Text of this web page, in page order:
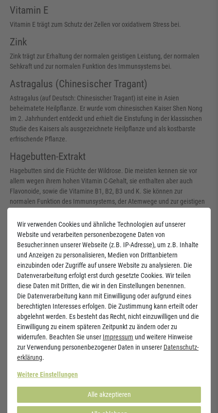
Vitamin E
Vitamin E trägt zum Schutz der Zellen vor oxidativem Stress bei.
Zink
Zink trägt zur Erhaltung der normalen geistigen Leistung, der normalen
Sehkraft und zur normalen Funktion des Immunsystems bei.
Astragalus (Chinesischer Tragant)
Astragalus (auf Deutsch: Chinesischer Tragant) ist eine in Asien
beheimatete Heilpflanze. Er wurde vom chinesischen Kaiser Shen Nong
im 2. Jahrhundert entdeckt und erhielt die Einstufung in der klassischen
Studie des Kaisers als ausgezeichnete Heilpflanze und als kostbarste
erfrischende Pflanze.
Hagebutten-Extrakt
Hagebutten sind die Früchte der Wildrose. Die meisten kennen sie vor
allem wegen ihrem hohen Vitamin C-Gehalt, sie enthalten aber auch
Flavonoide, sowie die Vitamine B1, B2, B3 und K. Sie können zur
normalen Funktion des Immunsystems, der Atemwege und zur geistigen
stärken. Sie sind daher sehr nützlich für Kinder.
Sibirischer Ginseng-Extrakt
DersibirischeGinsengist eng mit dem chinesischen PanaxGinseng
verwandt.Ginsengwird am häufigsten zur Vorbeugung von körperlicher
und geistiger Erschöpfung verwendet. Er verdankt seine Wirkungen nicht
allein seinen Inhaltsstoffen, sondern auch einer ganzen Reihe
biologischer Substanzen. Dazu gehören z.B.pflanzliche Glukose, Vitamin
A, Vitamine B1 und B2, Selen, Germanium und verschiedene ätherische
Öle. Die wunderbare Wirkung, die Ginseng auf den menschlichen
Organismus ausübt, hängt nicht von der Menge der in der Wurzel
vorhandenen Inhaltsstoffe, sondern von der spezifischen Anordnung
dieser Inhaltsstoffe in der Pflanze ab.
Immuno Sirup für Kinder
13,75 €
Wir verwenden Cookies und ähnliche Technologien auf unserer
Website und verarbeiten personenbezogene Daten von
Besucher:innen unserer Webseite (z.B. IP-Adresse), um z.B. Inhalte
und Anzeigen zu personalisieren, Medien von Drittanbietern
einzubinden oder Zugriffe auf unsere Website zu analysieren. Die
Datenverarbeitung erfolgt erst durch gesetzte Cookies. Wir teilen
diese Daten mit Dritten, die wir in den Einstellungen benennen.
Die Datenverarbeitung kann mit Einwilligung oder aufgrund eines
berechtigten Interesses erfolgen. Die Zustimmung kann erteilt oder
abgelehnt werden. Es besteht das Recht, nicht einzuwilligen und die
Einwilligung zu einem späteren Zeitpunkt zu ändern oder zu
widerrufen. Beachten Sie unser Impressum und weitere Hinweise
zur Verwendung personenbezogener Daten in unserer Daten­schutz­
erklärung.
Weitere Einstellungen
Alle akzeptieren